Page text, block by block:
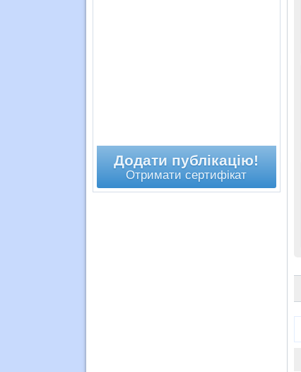
Додати публікацію!
Отримати сертифікат